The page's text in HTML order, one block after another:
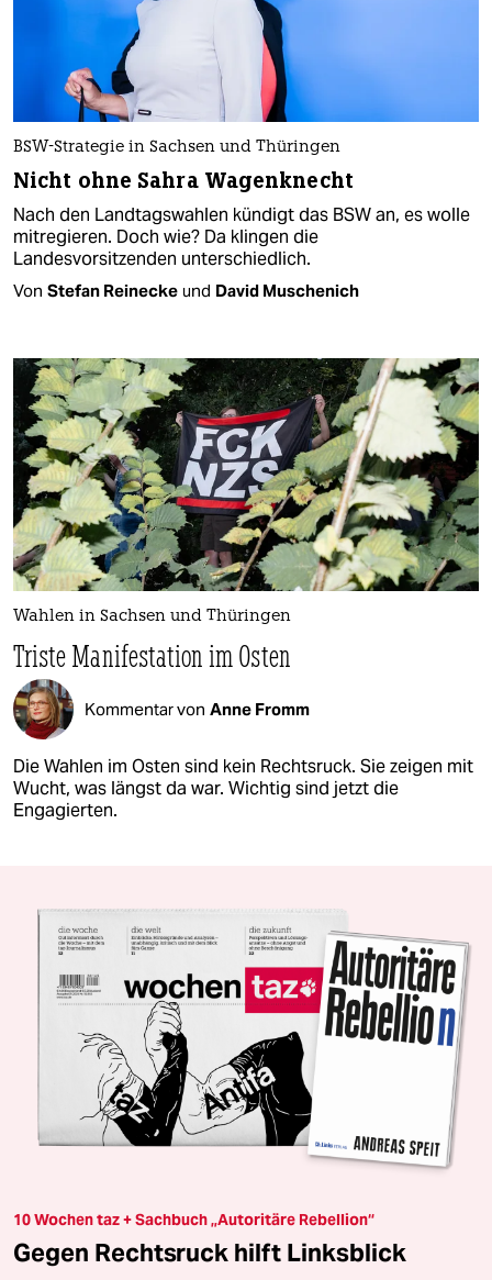
BSW-Strategie in Sachsen und Thüringen
Nicht ohne Sahra Wagenknecht
Nach den Landtagswahlen kündigt das BSW an, es wolle
mitregieren. Doch wie? Da klingen die
Landesvorsitzenden unterschiedlich.
Von Stefan Reinecke und David Muschenich
Wahlen in Sachsen und Thüringen
Triste Manifestation im Osten
Kommentar von Anne Fromm
Die Wahlen im Osten sind kein Rechtsruck. Sie zeigen mit
Wucht, was längst da war. Wichtig sind jetzt die
Engagierten.
10 Wochen taz + Sachbuch „Autoritäre Rebellion“
Gegen Rechtsruck hilft Linksblick